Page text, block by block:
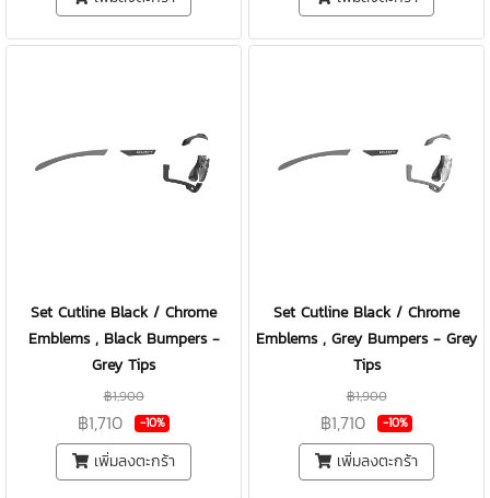
Set Cutline Black / Chrome
Emblems , Black Bumpers -
Grey Tips
฿1,900
฿1,710 -10%
เพิ่มลงตะกร้า
Set Cutline Black / Chrome
Emblems , Grey Bumpers - Grey
Tips
฿1,900
฿1,710 -10%
เพิ่มลงตะกร้า